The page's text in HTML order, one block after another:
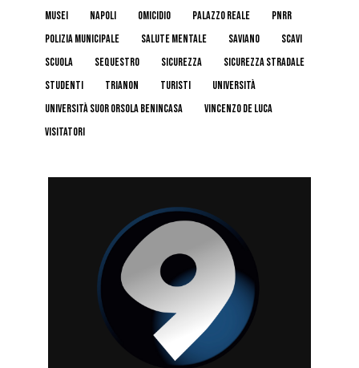
musei
napoli omicidio palazzo reale
pnrr
polizia municipale
salute mentale Saviano
scavi
scuola
sequestro sicurezza
sicurezza stradale
studenti
trianon turisti
università
Università Suor Orsola Benincasa
Vincenzo De Luca
visitatori